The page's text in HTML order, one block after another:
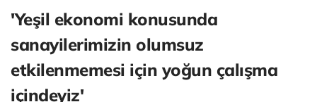
'Yeşil ekonomi konusunda
sanayilerimizin olumsuz
etkilenmemesi için yoğun çalışma
içindeyiz'